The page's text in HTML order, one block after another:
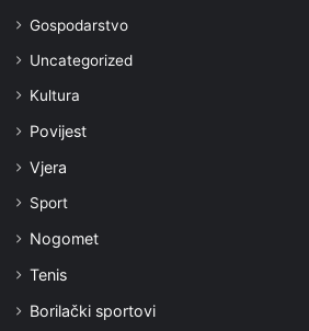
Gospodarstvo
Uncategorized
Kultura
Povijest
Vjera
Sport
Nogomet
Tenis
Borilački sportovi